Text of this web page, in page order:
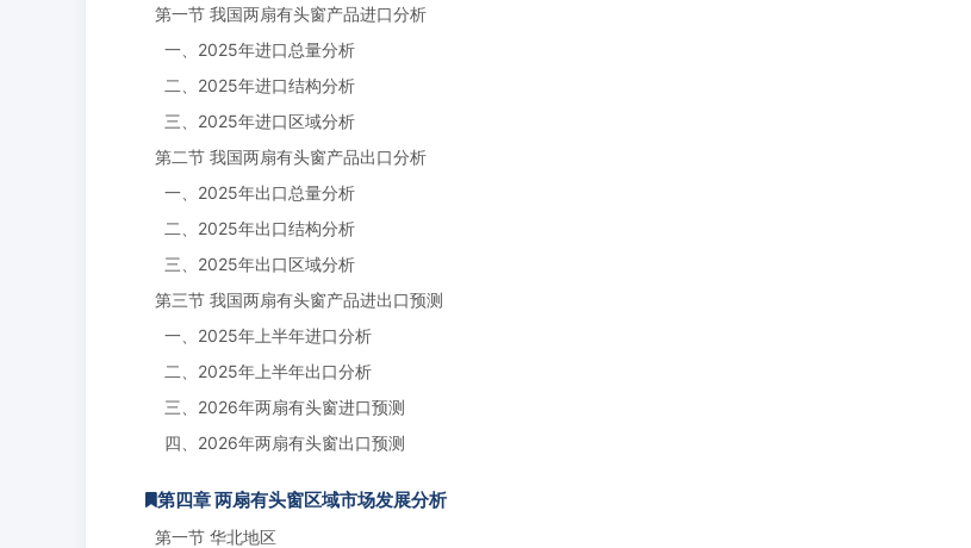
第一节 我国两扇有头窗产品进口分析
一、2025年进口总量分析
二、2025年进口结构分析
三、2025年进口区域分析
第二节 我国两扇有头窗产品出口分析
一、2025年出口总量分析
二、2025年出口结构分析
三、2025年出口区域分析
第三节 我国两扇有头窗产品进出口预测
一、2025年上半年进口分析
二、2025年上半年出口分析
三、2026年两扇有头窗进口预测
四、2026年两扇有头窗出口预测
第四章 两扇有头窗区域市场发展分析
第一节 华北地区